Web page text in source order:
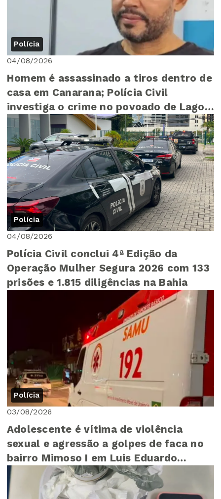
Polícia
04/08/2026
Homem é assassinado a tiros dentro de
casa em Canarana; Polícia Civil
investiga o crime no povoado de Lagoa
do Zeca
Polícia
04/08/2026
Polícia Civil conclui 4ª Edição da
Operação Mulher Segura 2026 com 133
prisões e 1.815 diligências na Bahia
Polícia
03/08/2026
Adolescente é vítima de violência
sexual e agressão a golpes de faca no
bairro Mimoso I em Luis Eduardo
Magalhães